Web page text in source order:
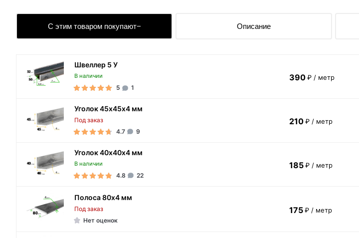
С этим товаром покупают Описание
Швеллер 5 У
В наличии
5 1
390 ₽ / метр
Уголок 45х45х4 мм
Под заказ
4.7
9
210 ₽ / метр
Уголок 40х40х4 мм
В наличии
4.8 22
185 ₽ / метр
Полоса 80х4 мм
Под заказ
Нет оценок
175 ₽ / метр